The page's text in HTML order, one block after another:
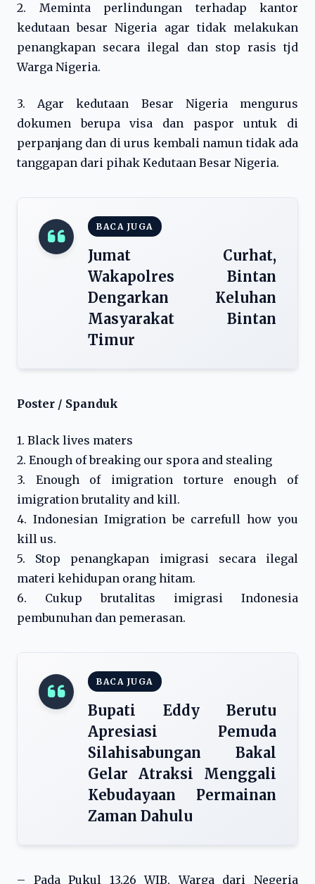
2. Meminta perlindungan terhadap kantor
kedutaan besar Nigeria agar tidak melakukan
penangkapan secara ilegal dan stop rasis tjd
Warga Nigeria.
3. Agar kedutaan Besar Nigeria mengurus
dokumen berupa visa dan paspor untuk di
perpanjang dan di urus kembali namun tidak ada
tanggapan dari pihak Kedutaan Besar Nigeria.
BACA JUGA
Jumat Curhat,
Wakapolres Bintan
Dengarkan Keluhan
Masyarakat Bintan
Timur
Poster / Spanduk
1. Black lives maters
2. Enough of breaking our spora and stealing
3. Enough of imigration torture enough of
imigration brutality and kill.
4. Indonesian Imigration be carrefull how you
kill us.
5. Stop penangkapan imigrasi secara ilegal
materi kehidupan orang hitam.
6. Cukup brutalitas imigrasi Indonesia
pembunuhan dan pemerasan.
BACA JUGA
Bupati Eddy Berutu
Apresiasi Pemuda
Silahisabungan Bakal
Gelar Atraksi Menggali
Kebudayaan Permainan
Zaman Dahulu
– Pada Pukul 13.26 WIB, Warga dari Negeria